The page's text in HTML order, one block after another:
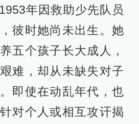
年因救助少先队员
彼时她尚未出生。她
五个孩子长大成人，
难，却从未缺失对子
即使在动乱年代，也
对个人或相互攻讦揭